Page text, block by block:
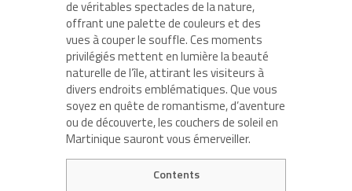
de véritables spectacles de la nature,
offrant une palette de couleurs et des
vues à couper le souffle. Ces moments
privilégiés mettent en lumière la beauté
naturelle de l’île, attirant les visiteurs à
divers endroits emblématiques. Que vous
soyez en quête de romantisme, d’aventure
ou de découverte, les couchers de soleil en
Martinique sauront vous émerveiller.
Contents